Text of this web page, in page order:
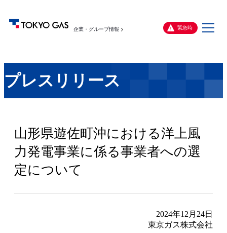
企業・グループ情報 緊急時
メ
プレスリリース
山形県遊佐町沖における洋上風
力発電事業に係る事業者への選
定について
2024年12月24日
東京ガス株式会社